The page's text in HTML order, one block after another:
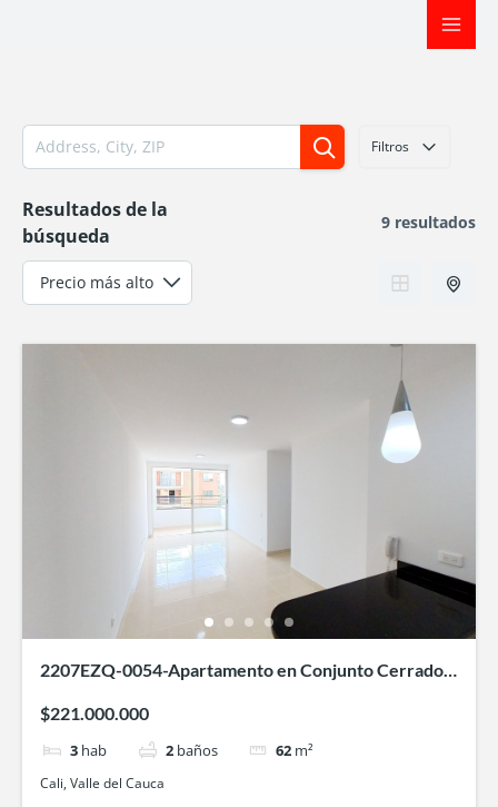
Filtros
Resultados de la
búsqueda
9 resultados
2207EZQ-0054-Apartamento en Conjunto Cerrado-
$221.000.000
3 hab 2 baños 62 m²
Cali, Valle del Cauca